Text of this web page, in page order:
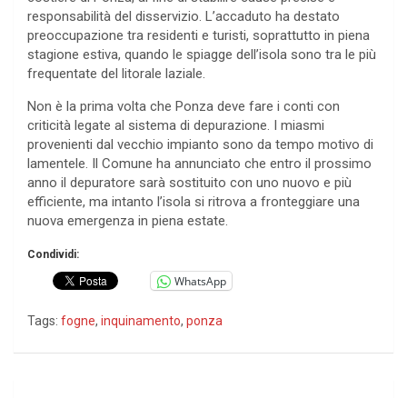
responsabilità del disservizio. L’accaduto ha destato
preoccupazione tra residenti e turisti, soprattutto in piena
stagione estiva, quando le spiagge dell’isola sono tra le più
frequentate del litorale laziale.
Non è la prima volta che Ponza deve fare i conti con
criticità legate al sistema di depurazione. I miasmi
provenienti dal vecchio impianto sono da tempo motivo di
lamentele. Il Comune ha annunciato che entro il prossimo
anno il depuratore sarà sostituito con uno nuovo e più
efficiente, ma intanto l’isola si ritrova a fronteggiare una
nuova emergenza in piena estate.
Condividi:
WhatsApp
Tags: fogne, inquinamento, ponza